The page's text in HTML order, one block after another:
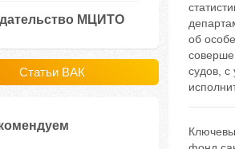
МЦИТО
Статьи ВАК
об
судов,